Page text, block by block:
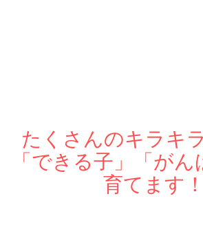
たくさんのキラキ
「できる子」「が
育てます！